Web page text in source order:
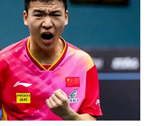
浙江台州《告全体市民书》
女主硬加吻戏短剧已下架
郑丽文：台湾从来没有“独立”过
网传《披荆斩棘2026》名单
人民的健康、体质、幸福一脉相承